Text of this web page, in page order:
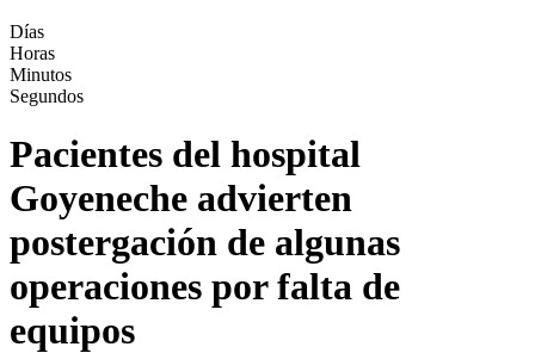
Días
Horas
Minutos
Segundos
Pacientes del hospital
Goyeneche advierten
postergación de algunas
operaciones por falta de
equipos